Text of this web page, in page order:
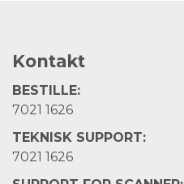
Kontakt
BESTILLE:
7021 1626
TEKNISK SUPPORT:
7021 1626